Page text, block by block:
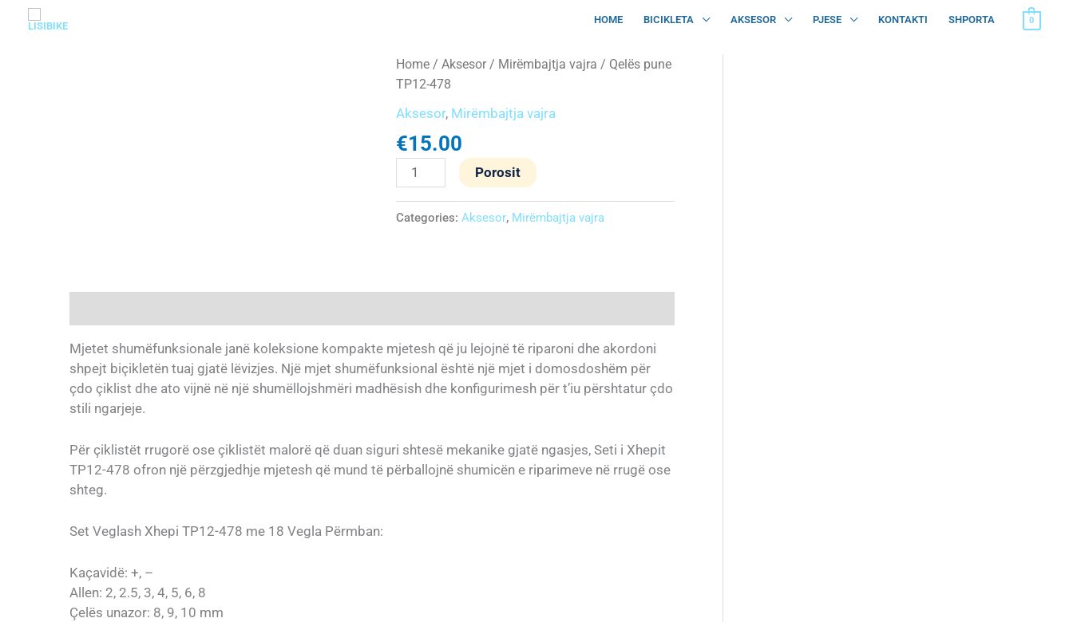
HOME BICIKLETA AKSESOR PJESE KONTAKTI SHPORTA 0
Home /Aksesor / Mirëmbajtja vajra / Qelës pune
TP12-478
Aksesor, Mirëmbajtja vajra
€15.00
Qelës
pune
478
quantity
Porosit
Categories:Aksesor, Mirëmbajtja vajra
Mjetet shumëfunksionale janë koleksione kompakte mjetesh që ju lejojnë të riparoni dhe akordoni
shpejt biçikletën tuaj gjatë lëvizjes. Një mjet shumëfunksional është një mjet i domosdoshëm për
çdo çiklist dhe ato vijnë në një shumëllojshmëri madhësish dhe konfigurimesh për t’iu përshtatur çdo
stili ngarjeje.
Për çiklistët rrugorë ose çiklistët malorë që duan siguri shtesë mekanike gjatë ngasjes, Seti i Xhepit
TP12-478 ofron një përzgjedhje mjetesh që mund të përballojnë shumicën e riparimeve në rrugë ose
shteg.
Set Veglash Xhepi TP12-478 me 18 Vegla Përmban:
Kaçavidë: +, –
Allen: 2, 2.5, 3, 4, 5, 6, 8
Çelës unazor: 8, 9, 10 mm